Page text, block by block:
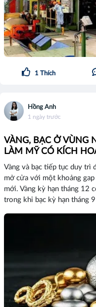
1 Thích
Hồng Anh
1 ngày trước
VÀNG, BẠC Ở VÙNG
LÀM MỸ CÓ KÍCH
Vàng và bạc tiếp tục duy trì
mở cửa với một khoảng
mới. Vàng kỳ hạn tháng 12
trong khi bạc kỳ hạn tháng